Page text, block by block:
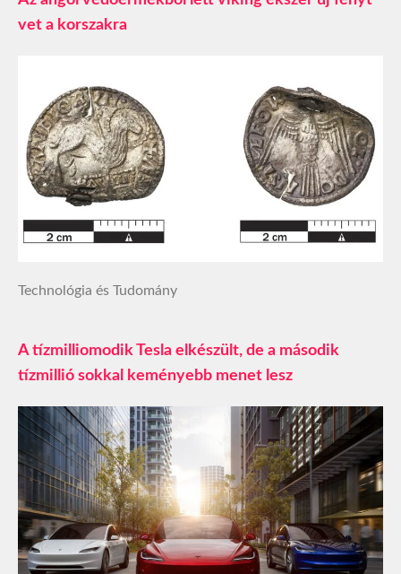
vet a korszakra
Technológia és Tudomány
A tízmilliomodik Tesla elkészült, de a második
tízmillió sokkal keményebb menet lesz